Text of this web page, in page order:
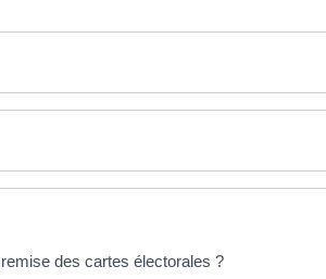
des cartes électorales ?